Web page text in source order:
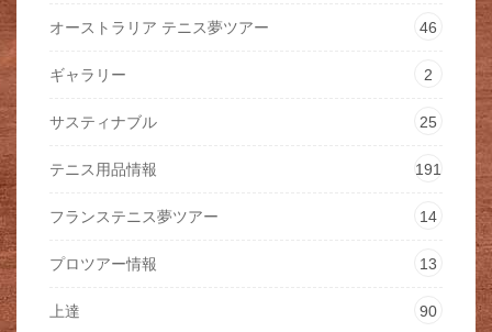
オーストラリア テニス夢ツアー 46
ギャラリー 2
サスティナブル 25
テニス用品情報 191
フランステニス夢ツアー 14
プロツアー情報 13
上達 90